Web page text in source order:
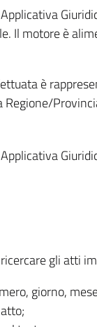
Il motore è
è
Regione/
gli atti
giorno,